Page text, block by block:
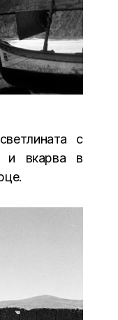
с
и вкарва в